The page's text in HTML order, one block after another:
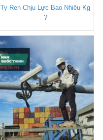
Ty Ren Chịu Lực Bao Nhiêu Kg
?